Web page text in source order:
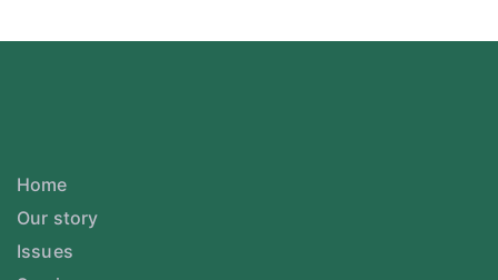
Home
Our story
Issues